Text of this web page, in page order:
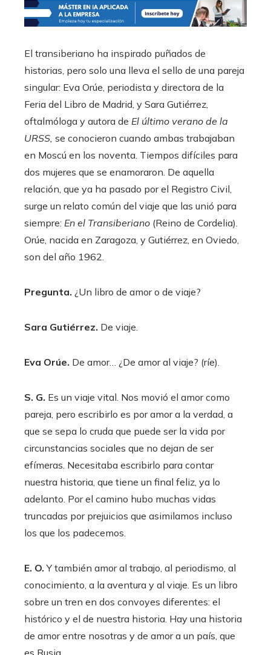
El transiberiano ha inspirado puñados de
historias, pero solo una lleva el sello de una pareja
singular: Eva Orúe, periodista y directora de la
Feria del Libro de Madrid, y Sara Gutiérrez,
oftalmóloga y autora de El último verano de la
URSS, se conocieron cuando ambas trabajaban
en Moscú en los noventa. Tiempos difíciles para
dos mujeres que se enamoraron. De aquella
relación, que ya ha pasado por el Registro Civil,
surge un relato común del viaje que las unió para
siempre: En el Transiberiano (Reino de Cordelia).
Orúe, nacida en Zaragoza, y Gutiérrez, en Oviedo,
son del año 1962.
Pregunta. ¿Un libro de amor o de viaje?
Sara Gutiérrez. De viaje.
Eva Orúe. De amor… ¿De amor al viaje? (ríe).
S. G. Es un viaje vital. Nos movió el amor como
pareja, pero escribirlo es por amor a la verdad, a
que se sepa lo cruda que puede ser la vida por
circunstancias sociales que no dejan de ser
efímeras. Necesitaba escribirlo para contar
nuestra historia, que tiene un final feliz, ya lo
adelanto. Por el camino hubo muchas vidas
truncadas por prejuicios que asimilamos incluso
los que los padecemos.
E. O. Y también amor al trabajo, al periodismo, al
conocimiento, a la aventura y al viaje. Es un libro
sobre un tren en dos convoyes diferentes: el
histórico y el de nuestra historia. Hay una historia
de amor entre nosotras y de amor a un país, que